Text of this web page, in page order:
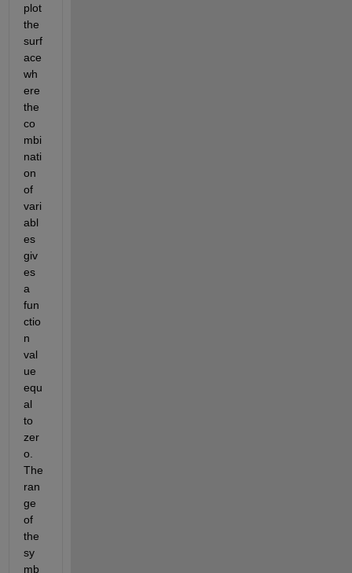
plot
the
surf
ace
wh
ere
the
co
mbi
nati
on
of
vari
abl
es
giv
es
a
fun
ctio
n
val
ue
equ
al
to
zer
o.
The
ran
ge
of
the
sy
mb